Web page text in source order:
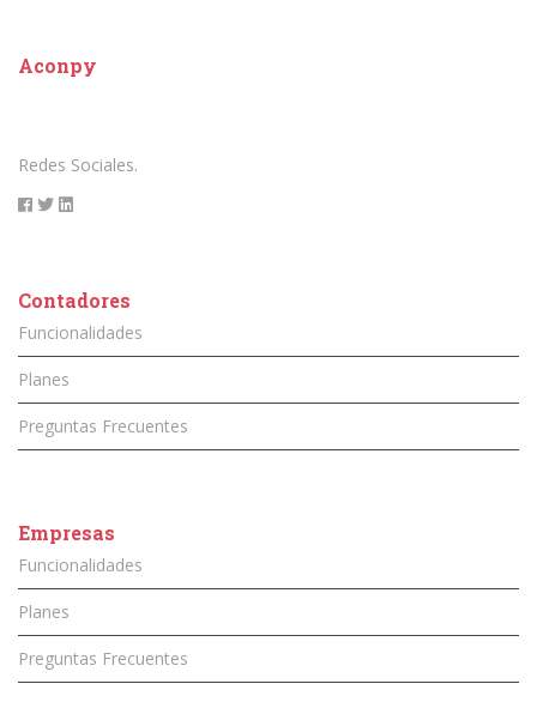
Aconpy
Redes Sociales.
Contadores
Funcionalidades
Planes
Preguntas Frecuentes
Empresas
Funcionalidades
Planes
Preguntas Frecuentes